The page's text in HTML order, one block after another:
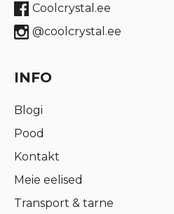
Coolcrystal.ee
@coolcrystal.ee
INFO
Blogi
Pood
Kontakt
Meie eelised
Transport & tarne